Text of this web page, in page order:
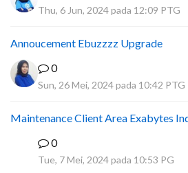
Thu, 6 Jun, 2024 pada 12:09 PTG
Annoucement Ebuzzzz Upgrade
0
Sun, 26 Mei, 2024 pada 10:42 PTG
Maintenance Client Area Exabytes
0
Tue, 7 Mei, 2024 pada 10:53 PG